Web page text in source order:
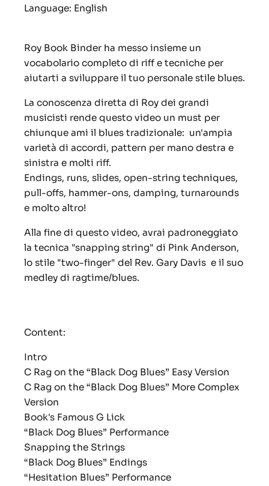
Language: English
Roy Book Binder ha messo insieme un
vocabolario completo di riff e tecniche per
aiutarti a sviluppare il tuo personale stile blues.
La conoscenza diretta di Roy dei grandi
musicisti rende questo video un must per
chiunque ami il blues tradizionale: un'ampia
varietà di accordi, pattern per mano destra e
sinistra e molti riff.
Endings, runs, slides, open-string techniques,
pull-offs, hammer-ons, damping, turnarounds
e molto altro!
Alla fine di questo video, avrai padroneggiato
la tecnica "snapping string" di Pink Anderson,
lo stile "two-finger" del Rev. Gary Davis e il suo
medley di ragtime/blues.
Content:
Intro
C Rag on the “Black Dog Blues” Easy Version
C Rag on the “Black Dog Blues” More Complex
Version
Book's Famous G Lick
“Black Dog Blues” Performance
Snapping the Strings
“Black Dog Blues” Endings
“Hesitation Blues” Performance